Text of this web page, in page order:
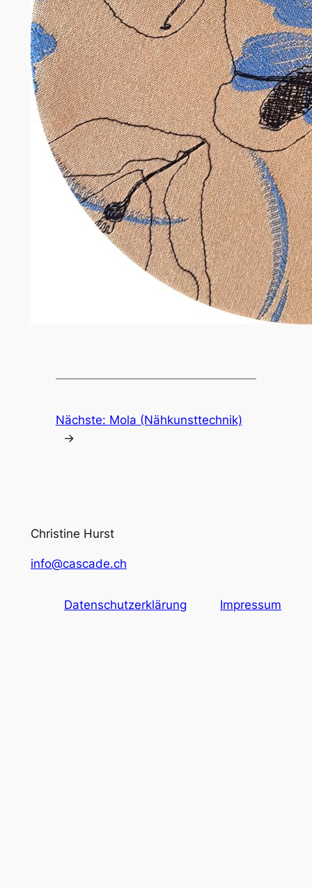
Nächste: Mola (Nähkunsttechnik)
→
Christine Hurst
info@cascade.ch
Datenschutzerklärung Impressum